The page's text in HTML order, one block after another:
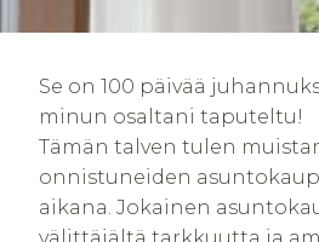
Se on 100 päivää
minun osaltani taputeltu!
Tämän talven tulen
onnistuneiden
aikana. Jokainen